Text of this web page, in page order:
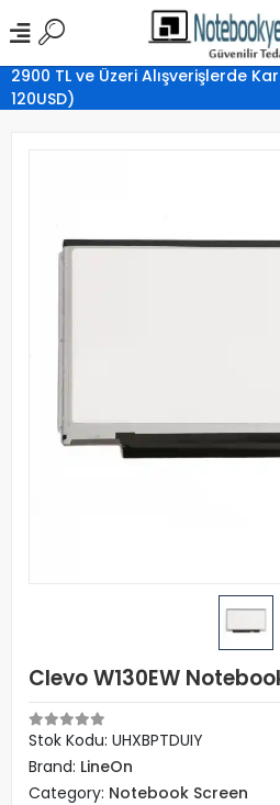
2900 TL ve Üzeri Alışverişlerde
120USD)
Clevo W130EW
Stok Kodu: UHXBPTDUIY
Brand: LineOn
Category: Notebook Screen